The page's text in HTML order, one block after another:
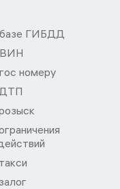
базе ГИБДД
ВИН
номеру
ДТП